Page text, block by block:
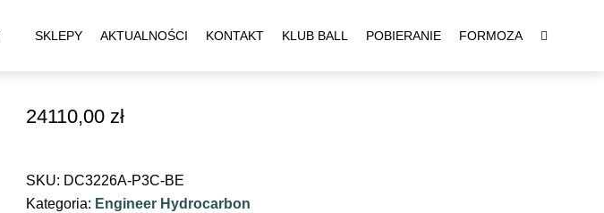
SKLEPY AKTUALNOŚCI KONTAKT KLUB BALL POBIERANIE FORMOZA
24110,00 zł
SKU: DC3226A-P3C-BE
Kategoria: Engineer Hydrocarbon